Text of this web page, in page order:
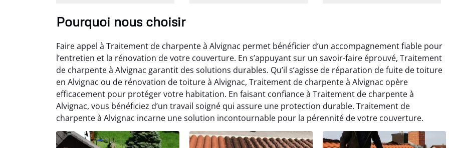
Pourquoi nous choisir
Faire appel à Traitement de charpente à Alvignac permet bénéficier d’un accompagnement fiable pour
l’entretien et la rénovation de votre couverture. En s’appuyant sur un savoir-faire éprouvé, Traitement
de charpente à Alvignac garantit des solutions durables. Qu’il s’agisse de réparation de fuite de toiture
en Alvignac ou de rénovation de toiture à Alvignac, Traitement de charpente à Alvignac opère
efficacement pour protéger votre habitation. En faisant confiance à Traitement de charpente à
Alvignac, vous bénéficiez d’un travail soigné qui assure une protection durable. Traitement de
charpente à Alvignac incarne une solution incontournable pour la pérennité de votre couverture.